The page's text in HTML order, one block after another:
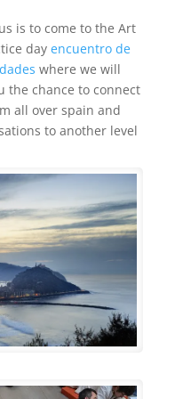
is to come to the Art
day encuentro de
where we will
the chance to connect
all over spain and
to another level